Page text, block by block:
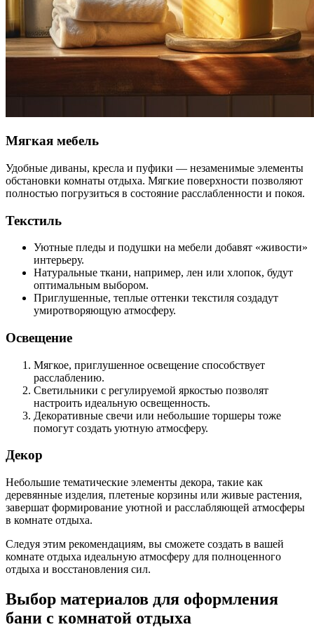
Мягкая мебель
Удобные диваны, кресла и пуфики — незаменимые элементы
обстановки комнаты отдыха. Мягкие поверхности позволяют
полностью погрузиться в состояние расслабленности и покоя.
Текстиль
Уютные пледы и подушки на мебели добавят «живости»
интерьеру.
Натуральные ткани, например, лен или хлопок, будут
оптимальным выбором.
Приглушенные, теплые оттенки текстиля создадут
умиротворяющую атмосферу.
Освещение
Мягкое, приглушенное освещение способствует
расслаблению.
Светильники с регулируемой яркостью позволят
настроить идеальную освещенность.
Декоративные свечи или небольшие торшеры тоже
помогут создать уютную атмосферу.
Декор
Небольшие тематические элементы декора, такие как
деревянные изделия, плетеные корзины или живые растения,
завершат формирование уютной и расслабляющей атмосферы
в комнате отдыха.
Следуя этим рекомендациям, вы сможете создать в вашей
комнате отдыха идеальную атмосферу для полноценного
отдыха и восстановления сил.
Выбор материалов для оформления
бани с комнатой отдыха